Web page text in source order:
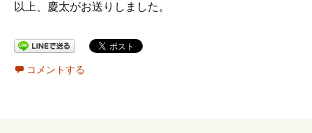
以上、慶太がお送りしました。
コメントする